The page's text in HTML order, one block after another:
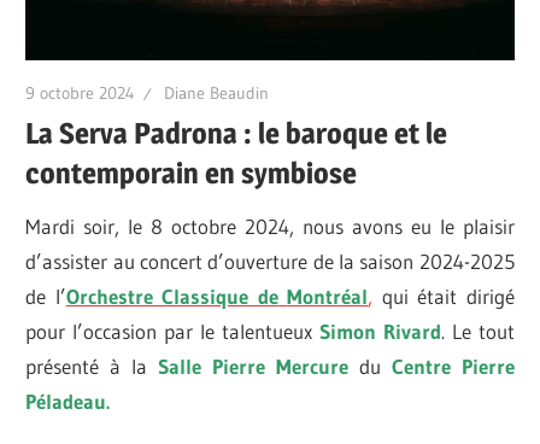
9 octobre 2024 Diane Beaudin
La Serva Padrona : le baroque et le
contemporain en symbiose
Mardi soir, le 8 octobre 2024, nous avons eu le plaisir
d’assister au concert d’ouverture de la saison 2024-2025
de l’Orchestre Classique de Montréal, qui était dirigé
pour l’occasion par le talentueux Simon Rivard. Le tout
présenté à laSalle Pierre Mercuredu Centre Pierre
Péladeau.